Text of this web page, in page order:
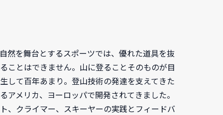
然を舞台とするスポーツでは、優れた道具を抜
ことはできません。山に登ることそのものが目
して百年あまり。登山技術の発達を支えてきた
メリカ、ヨーロッパで開発されてきました。
、クライマー、スキーヤーの実践とフィードバ